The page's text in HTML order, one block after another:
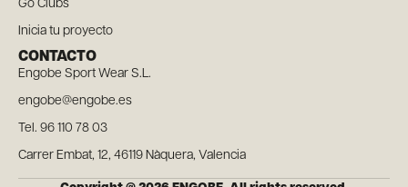
Go Clubs
Inicia tu proyecto
CONTACTO
Engobe Sport Wear S.L.
engobe@engobe.es
Tel. 96 110 78 03
Carrer Embat, 12, 46119 Nàquera, Valencia